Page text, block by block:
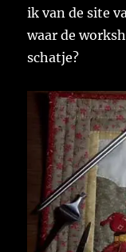
ik van de site
waar de
schatje?